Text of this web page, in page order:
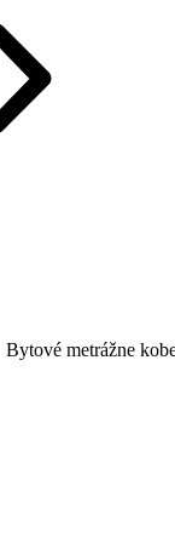
Bytové metrážne